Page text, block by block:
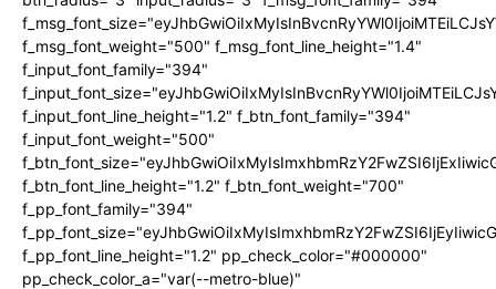
f_msg_font_weight="500" f_msg_font_line_height="1.4"
f_input_font_family="394"
f_input_font_line_height="1.2" f_btn_font_family="394"
f_input_font_weight="500"
f_btn_font_line_height="1.2" f_btn_font_weight="700"
f_pp_font_family="394"
f_pp_font_line_height="1.2" pp_check_color="#000000"
pp_check_color_a="var(--metro-blue)"